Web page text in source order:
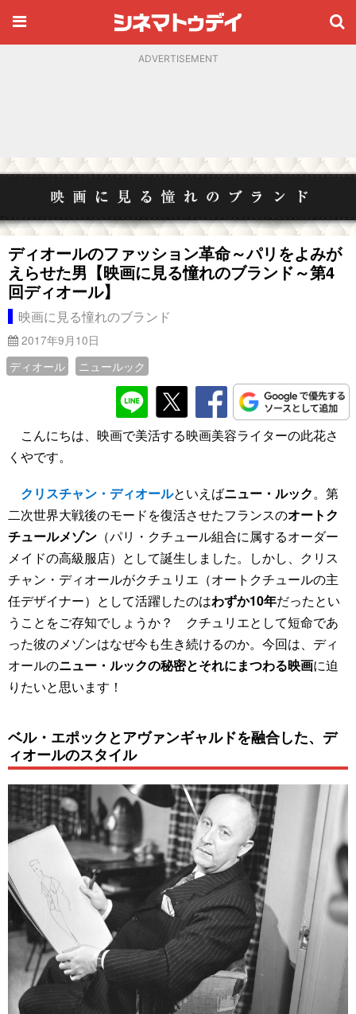
ADVERTISEMENT
ディオールのファッション革命～パリをよみが
えらせた男【映画に見る憧れのブランド～第4
回ディオール】
映画に見る憧れのブランド
2017年9月10日
ディオール
ニュールック
こんにちは、映画で美活する映画美容ライターの此花さ
くやです。
クリスチャン・ディオールといえばニュー・ルック。第
二次世界大戦後のモードを復活させたフランスのオートク
チュールメゾン （パリ・クチュール組合に属するオーダー
メイドの高級服店）として誕生しました。しかし、クリス
チャン・ディオールがクチュリエ（オートクチュールの主
任デザイナー）として活躍したのはわずか10年だったとい
うことをご存知でしょうか？ クチュリエとして短命であ
った彼のメゾンはなぜ今も生き続けるのか。今回は、ディ
オールのニュー・ルックの秘密とそれにまつわる映画に迫
りたいと思います！
ベル・エポックとアヴァンギャルドを融合した、デ
ィオールのスタイル